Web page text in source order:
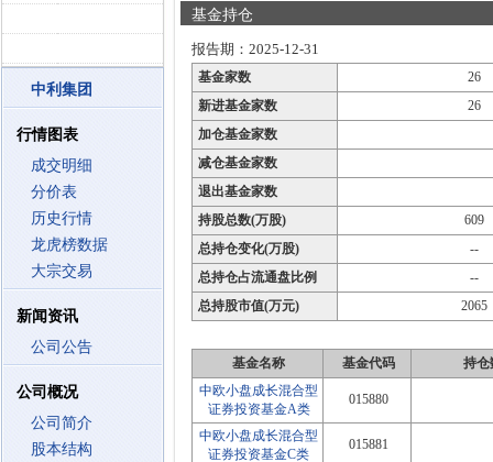
中利集团
行情图表
成交明细
分价表
历史行情
龙虎榜数据
大宗交易
新闻资讯
公司公告
公司概况
公司简介
股本结构
基金持仓
报告期：2025-12-31
基金家数
26
新进基金家数
26
加仓基金家数
减仓基金家数
退出基金家数
持股总数(万股)
609
总持仓变化(万股)
--
总持仓占流通盘比例
--
总持股市值(万元)
2065
基金名称 基金代码
持仓
中欧小盘成长混合型
证券投资基金A类
015880
中欧小盘成长混合型
证券投资基金C类
015881